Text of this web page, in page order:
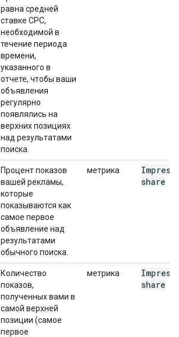
равна средней
ставке CPC,
необходимой в
течение периода
времени,
указанного в
отчете, чтобы ваши
объявления
регулярно
появлялись на
верхних позициях
над результатами
поиска.
Процент показов
вашей рекламы,
которые
показываются как
самое первое
объявление над
результатами
обычного поиска.
метрика
share
Количество
показов,
полученных вами в
самой верхней
позиции (самое
первое
метрика
share